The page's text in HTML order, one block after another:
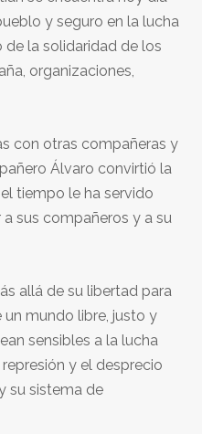
y seguro en la lucha
la solidaridad de los
organizaciones,
con otras compañeras y
Álvaro convirtió la
tiempo le ha servido
sus compañeros y a su
allá de su libertad para
mundo libre, justo y
sensibles a la lucha
y el desprecio
su sistema de